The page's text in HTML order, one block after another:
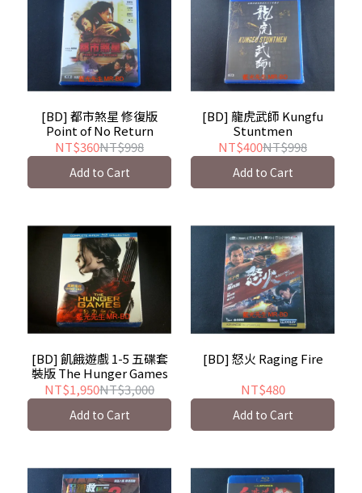
[BD] 都市煞星 修復版
Point of No Return
NT$360NT$998
Add to Cart
[BD] 龍虎武師 Kungfu
Stuntmen
NT$400NT$998
Add to Cart
[BD] 飢餓遊戲 1-5 五碟套
裝版 The Hunger Games
NT$1,950NT$3,000
Add to Cart
[BD] 怒火 Raging Fire
NT$480
Add to Cart